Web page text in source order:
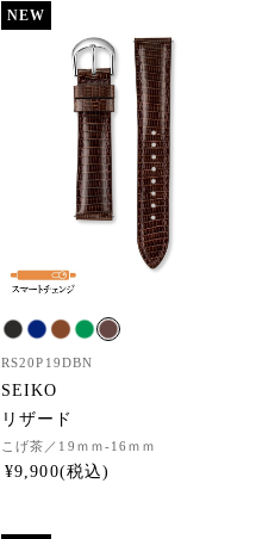
NEW
RS20P19DBN
SEIKO
リザード
こげ茶 ／19ｍｍ-16ｍｍ
¥9,900